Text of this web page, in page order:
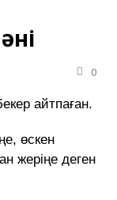
0
айтпаған.
өскен
жеріңе деген